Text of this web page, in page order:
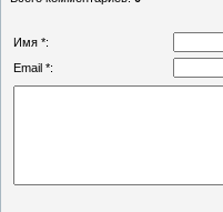
Имя *:
Email *: